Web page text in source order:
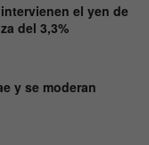
el yen de
del 3,3%
y se moderan